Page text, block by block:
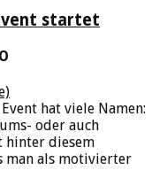
startet
hat viele Namen:
oder auch
hinter diesem
man als motivierter